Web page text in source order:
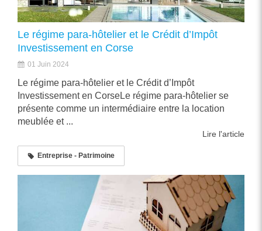
Le régime para-hôtelier et le Crédit d’Impôt
Investissement en Corse
01 Juin 2024
Le régime para-hôtelier et le Crédit d’Impôt
Investissement en CorseLe régime para-hôtelier se
présente comme un intermédiaire entre la location
meublée et ...
Lire l'article
Entreprise - Patrimoine